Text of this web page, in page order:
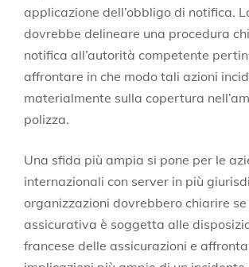
applicazione dell’obbligo di notifica.
dovrebbe delineare una procedura
notifica all’autorità competente
affrontare in che modo tali azioni
materialmente sulla copertura
polizza.
Una sfida più ampia si pone per le
internazionali con server in più
organizzazioni dovrebbero chiarire
assicurativa è soggetta alle
francese delle assicurazioni e